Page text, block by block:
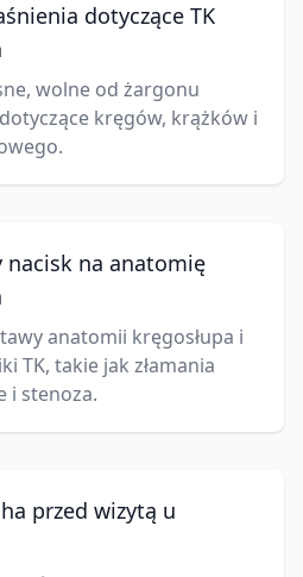
dotyczące TK
wolne od żargonu
kręgów, krążków i
nacisk na anatomię
anatomii kręgosłupa i
TK, takie jak złamania
i stenoza.
przed wizytą u